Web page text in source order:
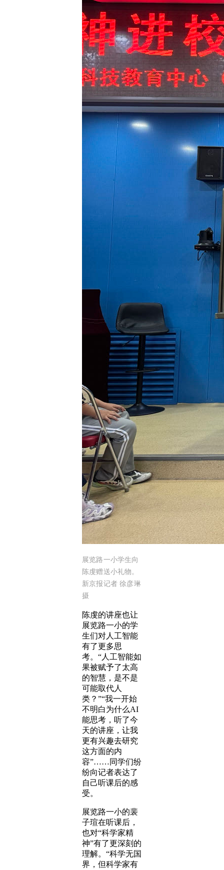
展览路一小学生向
陈虔赠送小礼物。
新京报记者 徐彦琳
摄
陈虔的讲座也让
展览路一小的学
生们对人工智能
有了更多思
考。“人工智能如
果被赋予了太高
的智慧，是不是
可能取代人
类？”“我一开始
不明白为什么AI
能思考，听了今
天的讲座，让我
更有兴趣去研究
这方面的内
容”……同学们纷
纷向记者表达了
自己听课后的感
受。
展览路一小的裴
子瑄在听课后，
也对“科学家精
神”有了更深刻的
理解。“科学无国
界，但科学家有